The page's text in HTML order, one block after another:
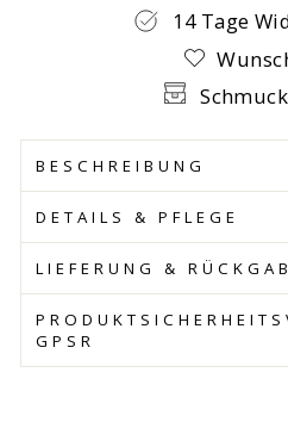
14 Tage
BESCHREIBUNG
DETAILS & PFLEGE
LIEFERUNG &
GPSR